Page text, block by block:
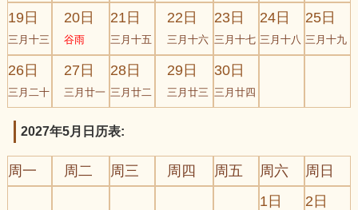
19日
三月十三
20日
谷雨
21日
三月十五
22日
三月十六
23日
三月十七
24日
三月十八
25日
三月十九
26日
三月二十
27日
三月廿一
28日
三月廿二
29日
三月廿三
30日
三月廿四
2027年5月日历表:
周一 周二 周三 周四 周五 周六
周日
1日
2日